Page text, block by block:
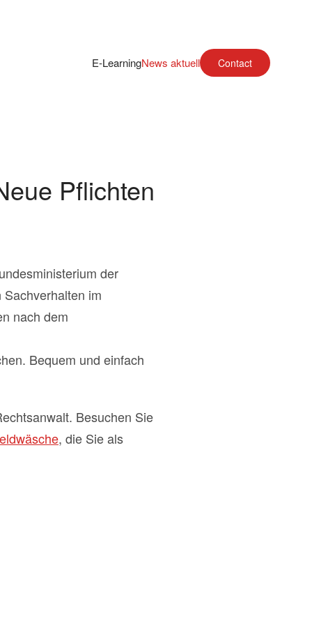
E-LearningNews aktuell Contact
Pflichten
der
im
nach dem
Bequem und einfach
Besuchen Sie
, die Sie als